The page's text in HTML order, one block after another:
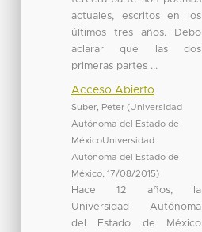
actuales, escritos en los
últimos tres años. Debo
aclarar que las dos
primeras partes ...
Acceso Abierto
Suber, Peter (Universidad
Autónoma del Estado de
MéxicoUniversidad
Autónoma del Estado de
México, 17/08/2015)
Hace 12 años, la
Universidad Autónoma
del Estado de México